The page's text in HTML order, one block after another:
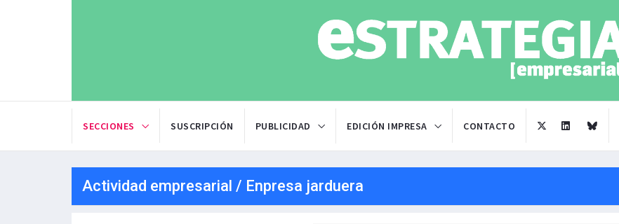
SECCIONES SUSCRIPCIÓN PUBLICIDAD EDICIÓN IMPRESA CONTACTO
Actividad empresarial / Enpresa jarduera